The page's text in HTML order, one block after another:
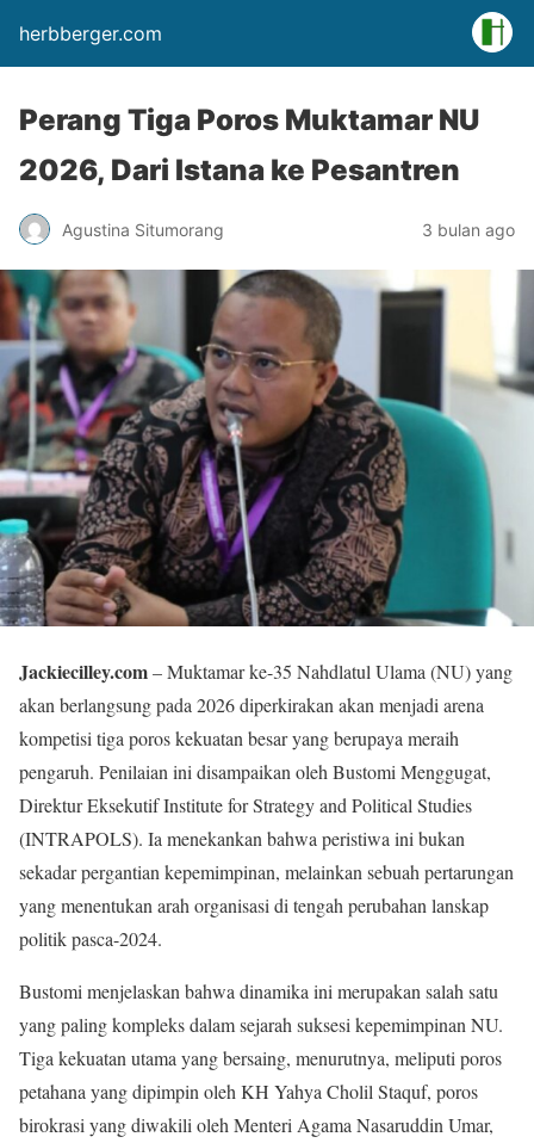
herbberger.com
Perang Tiga Poros Muktamar NU
2026, Dari Istana ke Pesantren
Agustina Situmorang 3 bulan ago
Jackiecilley.com– Muktamar ke-35 Nahdlatul Ulama (NU) yang
akan berlangsung pada 2026 diperkirakan akan menjadi arena
kompetisi tiga poros kekuatan besar yang berupaya meraih
pengaruh. Penilaian ini disampaikan oleh Bustomi Menggugat,
Direktur Eksekutif Institute for Strategy and Political Studies
(INTRAPOLS). Ia menekankan bahwa peristiwa ini bukan
sekadar pergantian kepemimpinan, melainkan sebuah pertarungan
yang menentukan arah organisasi di tengah perubahan lanskap
politik pasca-2024.
Bustomi menjelaskan bahwa dinamika ini merupakan salah satu
yang paling kompleks dalam sejarah suksesi kepemimpinan NU.
Tiga kekuatan utama yang bersaing, menurutnya, meliputi poros
petahana yang dipimpin oleh KH Yahya Cholil Staquf, poros
birokrasi yang diwakili oleh Menteri Agama Nasaruddin Umar,